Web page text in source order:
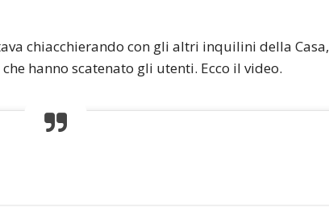
chiacchierando con gli altri inquilini della Casa,
hanno scatenato gli utenti. Ecco il video.